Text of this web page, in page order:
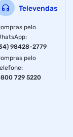
Televendas
pelo
:
98428-2779
pelo
:
729 5220